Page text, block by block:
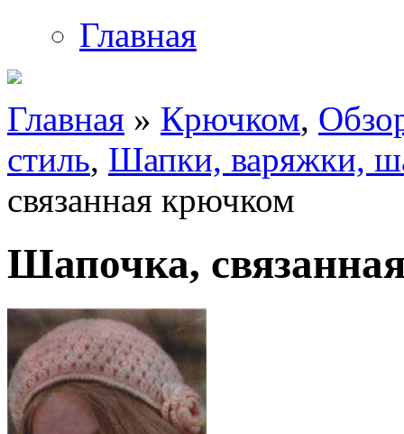
Главная
Главная » Крючком,
стиль, Шапки, варяжки,
связанная крючком
Шапочка,